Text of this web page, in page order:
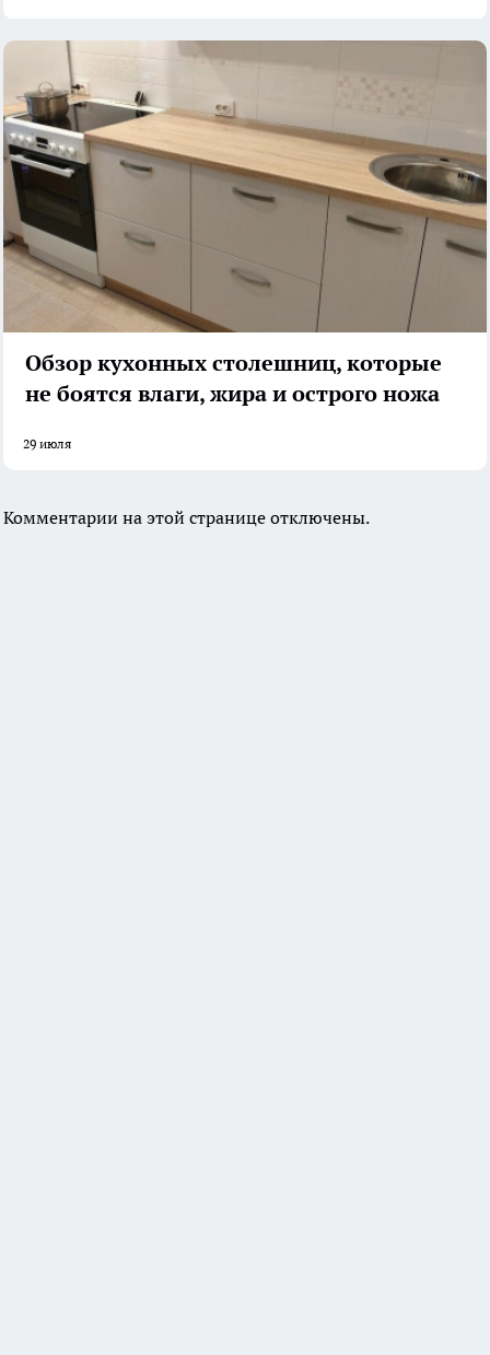
Обзор кухонных столешниц, которые
не боятся влаги, жира и острого ножа
29 июля
Комментарии на этой странице отключены.